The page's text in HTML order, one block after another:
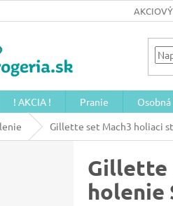
! AKCIA ! Pranie
Gillette set Mach3 holiaci
Gillette
holenie